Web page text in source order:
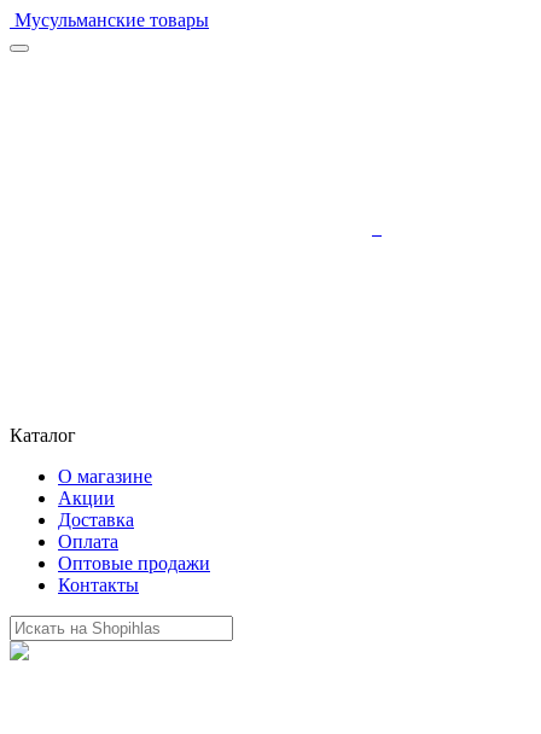
Мусульманские товары
Каталог
О магазине
Акции
Доставка
Оплата
Оптовые продажи
Контакты